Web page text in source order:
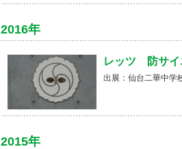
2016年
レッツ 防サイ
出展：仙台二華中学
2015年